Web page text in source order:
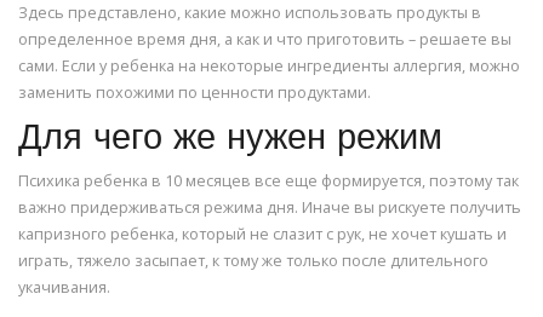
Здесь представлено, какие можно использовать продукты в
определенное время дня, а как и что приготовить – решаете вы
сами. Если у ребенка на некоторые ингредиенты аллергия, можно
заменить похожими по ценности продуктами.
Для чего же нужен режим
Психика ребенка в 10 месяцев все еще формируется, поэтому так
важно придерживаться режима дня. Иначе вы рискуете получить
капризного ребенка, который не слазит с рук, не хочет кушать и
играть, тяжело засыпает, к тому же только после длительного
укачивания.